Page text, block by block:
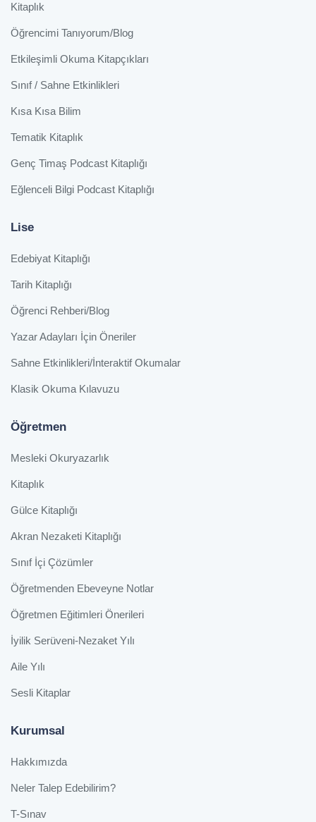
Kitaplık
Öğrencimi Tanıyorum/Blog
Etkileşimli Okuma Kitapçıkları
Sınıf / Sahne Etkinlikleri
Kısa Kısa Bilim
Tematik Kitaplık
Genç Timaş Podcast Kitaplığı
Eğlenceli Bilgi Podcast Kitaplığı
Lise
Edebiyat Kitaplığı
Tarih Kitaplığı
Öğrenci Rehberi/Blog
Yazar Adayları İçin Öneriler
Sahne Etkinlikleri/İnteraktif Okumalar
Klasik Okuma Kılavuzu
Öğretmen
Mesleki Okuryazarlık
Kitaplık
Gülce Kitaplığı
Akran Nezaketi Kitaplığı
Sınıf İçi Çözümler
Öğretmenden Ebeveyne Notlar
Öğretmen Eğitimleri Önerileri
İyilik Serüveni-Nezaket Yılı
Aile Yılı
Sesli Kitaplar
Kurumsal
Hakkımızda
Neler Talep Edebilirim?
T-Sınav